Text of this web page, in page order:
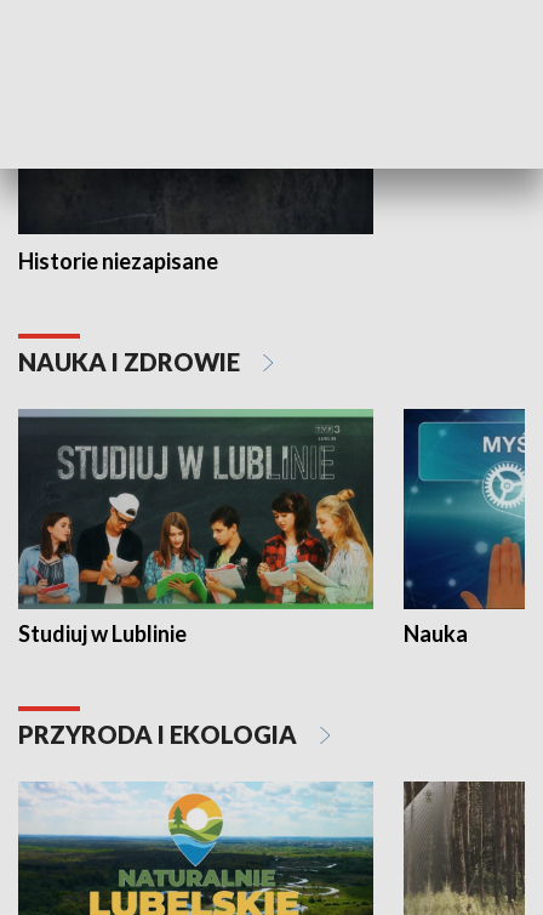
Historie niezapisane
NAUKA I ZDROWIE
Studiuj w Lublinie Nauka
PRZYRODA I EKOLOGIA